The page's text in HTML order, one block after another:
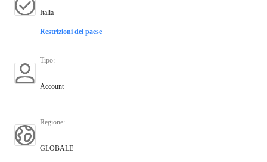
Italia
Restrizioni del paese
Tipo:
Account
Regione:
GLOBALE